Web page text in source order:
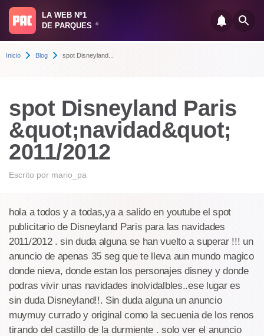
LA WEB Nº1
DE PARQUES
®
Inicio Blog spot Disneyland...
spot Disneyland Paris
&quot;navidad&quot;
2011/2012
Escrito por mario_pa
hola a todos y a todas,ya a salido en youtube el spot
publicitario de Disneyland Paris para las navidades
2011/2012 . sin duda alguna se han vuelto a superar !!! un
anuncio de apenas 35 seg que te lleva aun mundo magico
donde nieva, donde estan los personajes disney y donde
podras vivir unas navidades inolvidalbles..ese lugar es
sin duda Disneyland!!. Sin duda alguna un anuncio
muymuy currado y original como la secuenia de los renos
tirando del castillo de la durmiente . solo ver el anuncio